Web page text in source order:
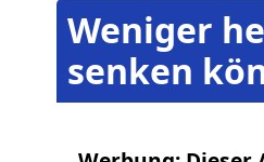
Weniger
senken